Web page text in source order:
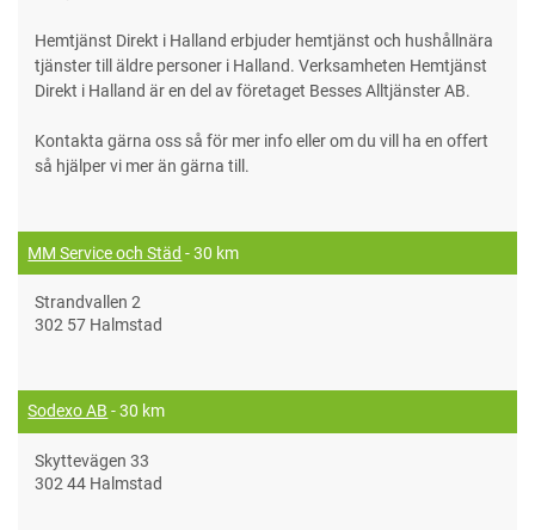
Hemtjänst Direkt i Halland erbjuder hemtjänst och hushållnära
tjänster till äldre personer i Halland. Verksamheten Hemtjänst
Direkt i Halland är en del av företaget Besses Alltjänster AB.
Kontakta gärna oss så för mer info eller om du vill ha en offert
så hjälper vi mer än gärna till.
MM Service och Städ - 30 km
Strandvallen 2
302 57 Halmstad
Sodexo AB - 30 km
Skyttevägen 33
302 44 Halmstad